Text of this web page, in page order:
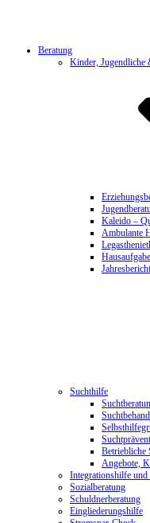
Beratung
Kinder, Jugendliche
Kaleido –
Ambulante
Suchthilfe
Betriebliche
Angebote,
Integrationshilfe
Sozialberatung
Schuldnerberatung
Eingliederungshilfe